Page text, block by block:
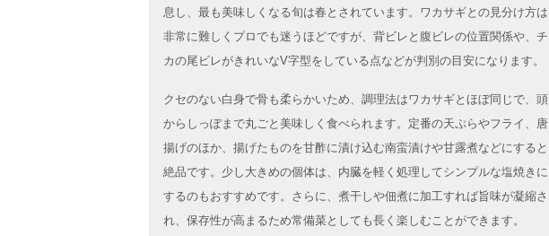
息し、最も美味しくなる旬は春とされています。ワカサギとの見分け方は
非常に難しくプロでも迷うほどですが、背ビレと腹ビレの位置関係や、チ
カの尾ビレがきれいなV字型をしている点などが判別の目安になります。
クセのない白身で骨も柔らかいため、調理法はワカサギとほぼ同じで、頭
からしっぽまで丸ごと美味しく食べられます。定番の天ぷらやフライ、唐
揚げのほか、揚げたものを甘酢に漬け込む南蛮漬けや甘露煮などにすると
絶品です。少し大きめの個体は、内臓を軽く処理してシンプルな塩焼きに
するのもおすすめです。さらに、煮干しや佃煮に加工すれば旨味が凝縮さ
れ、保存性が高まるため常備菜としても長く楽しむことができます。